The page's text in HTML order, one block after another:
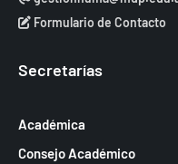
Formulario de Contacto
Secretarías
Académica
Consejo Académico